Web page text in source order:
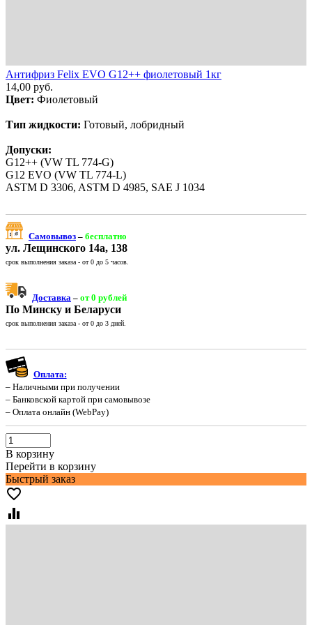
Антифриз Felix EVO G12++ фиолетовый 1кг
14,00 руб.
Цвет: Фиолетовый
Тип жидкости: Готовый, лобридный
Допуски:
G12++ (VW TL 774-G)
G12 EVO (VW TL 774-L)
ASTM D 3306, ASTM D 4985, SAE J 1034
Самовывоз – бесплатно
ул. Лещинского 14а, 138
срок выполнения заказа - от 0 до 5 часов.
Доставка – от 0 рублей
По Минску и Беларуси
срок выполнения заказа - от 0 до 3 дней.
Оплата:
– Наличными при получении
– Банковской картой при самовывозе
– Оплата онлайн (WebPay)
В корзину
Перейти в корзину
Быстрый заказ
favorite_border
equalizer